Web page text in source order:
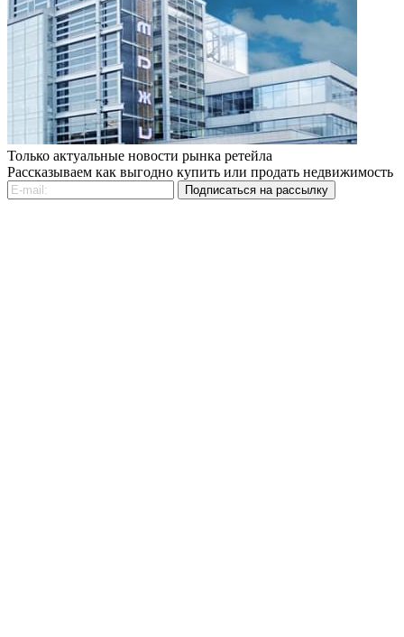
Только актуальные новости рынка ретейла
Рассказываем как выгодно купить или продать недвижимость